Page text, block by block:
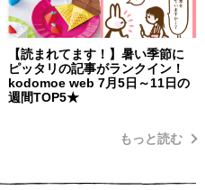
【読まれてます！】暑い季節に
ピッタリの記事がランクイン！
kodomoe web 7月5日～11日の
週間TOP5★
もっと読む